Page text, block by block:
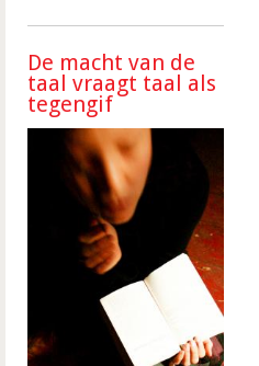
De macht van de
taal vraagt taal als
tegengif